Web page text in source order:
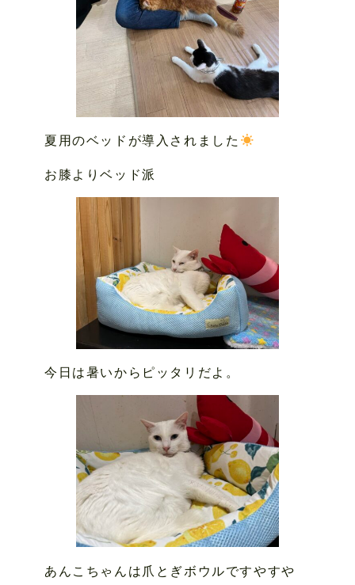
夏用のベッドが導入されました
お膝よりベッド派
今日は暑いからピッタリだよ。
あんこちゃんは爪とぎボウルですやすや